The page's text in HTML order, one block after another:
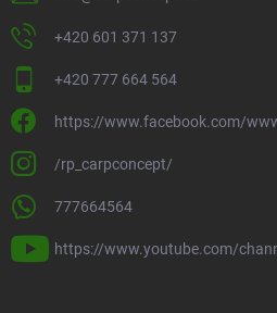
+420 601 371 137
+420 777 664 564
https://www.facebook.com/
/rp_carpconcept/
777664564
https://www.youtube.com/